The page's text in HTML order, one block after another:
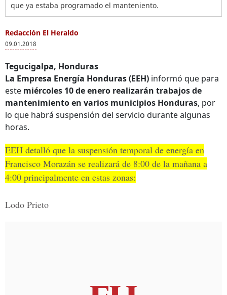
que ya estaba programado el manteniento.
Redacción El Heraldo
09.01.2018
Tegucigalpa, Honduras
La Empresa Energía Honduras (EEH) informó que para
este miércoles 10 de enero realizarán trabajos de
mantenimiento en varios municipios Honduras, por
lo que habrá suspensión del servicio durante algunas
horas.
EEH detalló que la suspensión temporal de energía en
Francisco Morazán se realizará de 8:00 de la mañana a
4:00 principalmente en estas zonas:
Lodo Prieto